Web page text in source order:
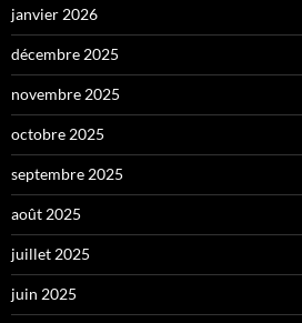
janvier 2026
décembre 2025
novembre 2025
octobre 2025
septembre 2025
août 2025
juillet 2025
juin 2025